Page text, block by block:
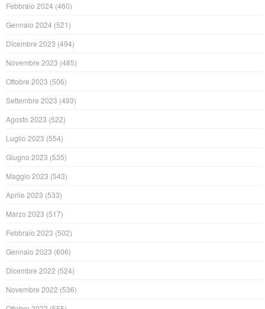
Febbraio 2024 (460)
Gennaio 2024 (521)
Dicembre 2023 (494)
Novembre 2023 (485)
Ottobre 2023 (506)
Settembre 2023 (493)
Agosto 2023 (522)
Luglio 2023 (554)
Giugno 2023 (535)
Maggio 2023 (543)
Aprile 2023 (533)
Marzo 2023 (517)
Febbraio 2023 (502)
Gennaio 2023 (606)
Dicembre 2022 (524)
Novembre 2022 (536)